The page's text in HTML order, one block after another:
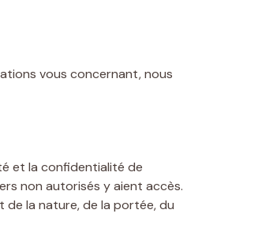
vous concernant, nous
et la confidentialité de
non autorisés y aient accès.
de la nature, de la portée, du